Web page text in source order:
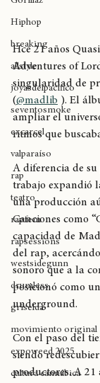
RedBull BC One
Gorillaz
Hiphop
breaking
allstyle
joyasdelpacífico
seventosmoke
excarcel
valparaíso
rap
teatro
rapfem
rapsessions
westsidegunn
drumless
griselda
movimiento original
expoweed 2025
Hce 21 años
Adventures of
singularidad de
(@madlib
). El
ritmos que
A diferencia de su
trabajo expandió
una producción
Canciones como
capacidad de
del rap,
sonoro que a la
posicionó como
underground.
Con el paso del